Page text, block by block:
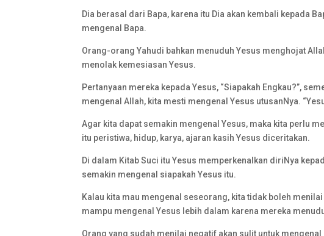
Dia berasal dari Bapa, karena itu Dia akan kembali kepada
mengenal Bapa.
Orang-orang Yahudi bahkan menuduh Yesus menghojat
menolak kemesiasan Yesus.
Pertanyaan mereka kepada Yesus, “Siapakah Engkau?”,
mengenal Allah, kita mesti mengenal Yesus utusanNya.
Agar kita dapat semakin mengenal Yesus, maka kita perlu
itu peristiwa, hidup, karya, ajaran kasih Yesus diceritakan.
Di dalam Kitab Suci itu Yesus memperkenalkan diriNya
semakin mengenal siapakah Yesus itu.
Kalau kita mau mengenal seseorang, kita tidak boleh
mampu mengenal Yesus lebih dalam karena mereka
Orang yang sudah menilai negatif akan sulit untuk